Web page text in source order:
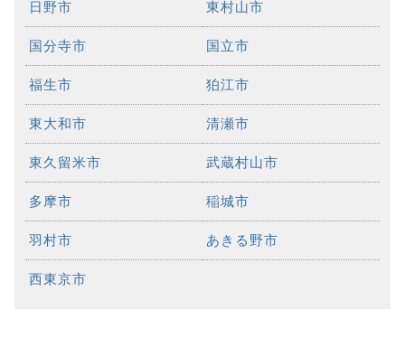
日野市 東村山市
国分寺市 国立市
福生市 狛江市
東大和市 清瀬市
東久留米市 武蔵村山市
多摩市 稲城市
羽村市 あきる野市
西東京市